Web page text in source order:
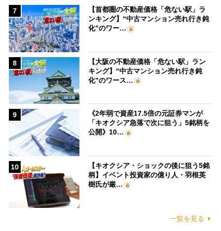
7
【首都圏の不動産価格「危ない駅」ラ
ンキング】“中古マンション売れ行き鈍
化”のワー…
8
【大阪の不動産価格「危ない駅」ラン
キング】“中古マンション売れ行き鈍
化”のワース…
9
《2年弱で資産17.5倍の元証券マンが
「キオクシア急落で次に狙う」5銘柄を
公開》10…
10
【キオクシア・ショックの後に狙う5銘
柄】イベント投資家の億り人・羽根英
樹氏が厳…
一覧を見る